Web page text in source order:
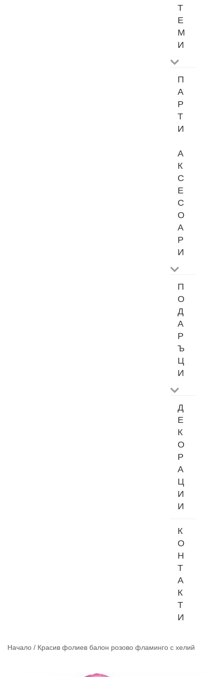
Т
Е
М
И
П
А
Р
Т
И
А
К
С
Е
С
О
А
Р
И
П
О
Д
А
Р
Ъ
Ц
И
Д
Е
К
О
Р
А
Ц
И
И
К
О
Н
Т
А
К
Т
И
Начало / Красив фолиев балон розово фламинго с хелий